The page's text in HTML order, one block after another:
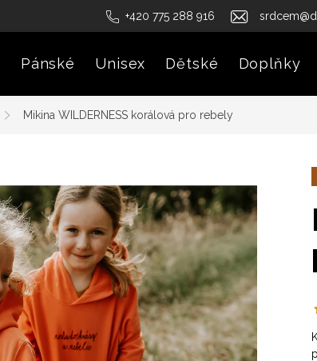
+420 775 288 916
Pánské Unisex Dětské Doplňky
Mikina WILDERNESS korálová pro rebely